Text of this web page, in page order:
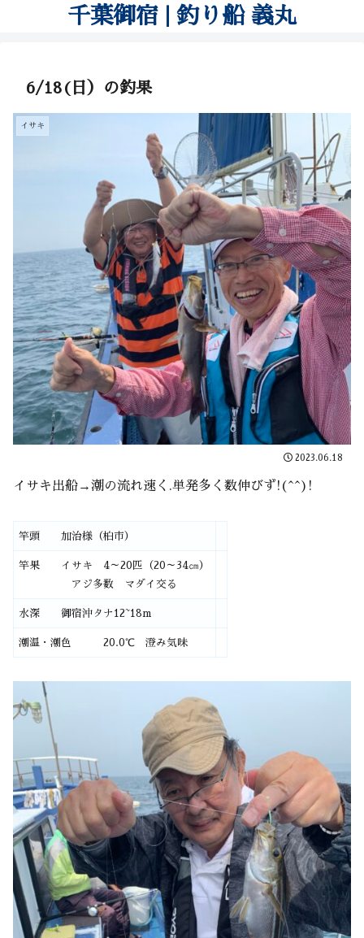
千葉御宿 | 釣り船 義丸
6/18(日）の釣果
イサキ
2023.06.18
イサキ出船→潮の流れ速く.単発多く数伸びず!(^^)!
竿頭 加治様（柏市）
竿果 イサキ 4～20匹（20～34㎝）
アジ多数 マダイ交る
水深 御宿沖タナ12~18m
潮温・潮色 20.0℃ 澄み気味